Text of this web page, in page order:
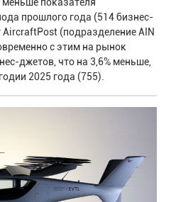
меньше показателя
прошлого года (514 бизнес-
(подразделение AIN
с этим на рынок
джетов, что на 3,6% меньше,
2025 года (755).